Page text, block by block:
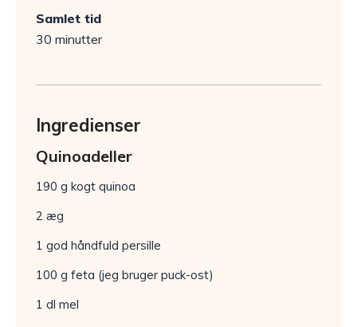
Samlet tid
30 minutter
Ingredienser
Quinoadeller
190 g kogt quinoa
2 æg
1 god håndfuld persille
100 g feta (jeg bruger puck-ost)
1 dl mel